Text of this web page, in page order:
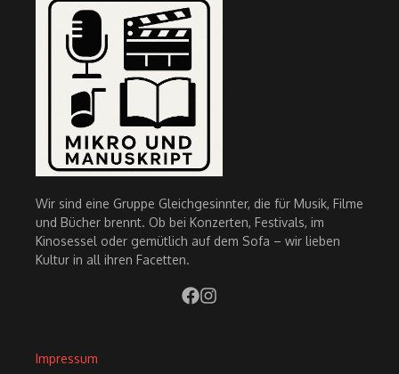
Wir sind eine Gruppe Gleichgesinnter, die für Musik, Filme
und Bücher brennt. Ob bei Konzerten, Festivals, im
Kinosessel oder gemütlich auf dem Sofa – wir lieben
Kultur in all ihren Facetten.
Impressum